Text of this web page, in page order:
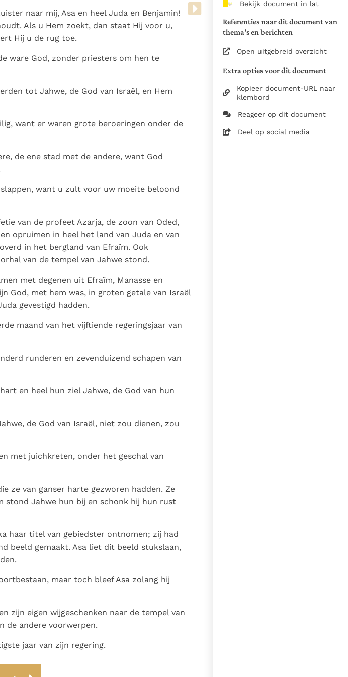
als een taak"
Augustinus toont ons de
noodzaak om "naar het
innerlijk" toe te keren.
van de documenten
1975
nl
Bekijk document in lat
Referenties naar dit document van
thema's en berichten
Open uitgebreid overzicht
Extra opties voor dit document
Kopieer document-URL naar
klembord
Reageer op dit document
Deel op social media
naar mij, Asa en heel Juda en Benjamin!
Als u Hem zoekt, dan staat Hij voor u,
Hij u de rug toe.
ware God, zonder priesters om hen te
tot Jahwe, de God van Israël, en Hem
want er waren grote beroeringen onder de
de ene stad met de andere, want God
want u zult voor uw moeite beloond
van de profeet Azarja, de zoon van Oded,
opruimen in heel het land van Juda en van
in het bergland van Efraïm. Ook
van de tempel van Jahwe stond.
met degenen uit Efraïm, Manasse en
God, met hem was, in groten getale van Israël
gevestigd hadden.
maand van het vijftiende regeringsjaar van
runderen en zevenduizend schapen van
en heel hun ziel Jahwe, de God van hun
de God van Israël, niet zou dienen, zou
met juichkreten, onder het geschal van
ze van ganser harte gezworen hadden. Ze
stond Jahwe hun bij en schonk hij hun rust
haar titel van gebiedster ontnomen; zij had
beeld gemaakt. Asa liet dit beeld stukslaan,
maar toch bleef Asa zolang hij
zijn eigen wijgeschenken naar de tempel van
de andere voorwerpen.
jaar van zijn regering.